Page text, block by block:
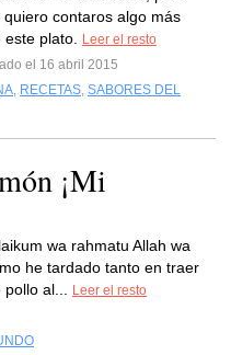
quiero contaros algo más
este plato.
Leer el resto
el 16 abril 2015
, RECETAS, SABORES DEL
¡Mi
wa rahmatu Allah wa
he tardado tanto en traer
al...
Leer el resto